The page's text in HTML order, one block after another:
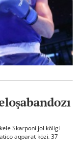
Skarponi jol köligi
aqparat közi. 37